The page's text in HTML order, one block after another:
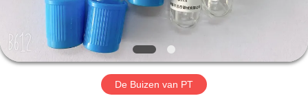
VERZOEK
De Buizen van PT